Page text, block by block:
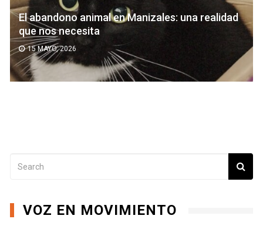
El abandono animal en Manizales: una realidad
que nos necesita
15 MAYO, 2026
VOZ EN MOVIMIENTO